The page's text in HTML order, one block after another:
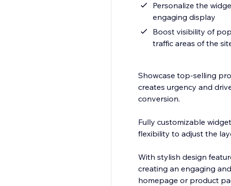
Personalize the
engaging display
Boost visibility of
traffic areas of the
Showcase top-selling
creates urgency and
conversion.
Fully customizable
flexibility to adjust the
With stylish design
creating an engaging
homepage or product